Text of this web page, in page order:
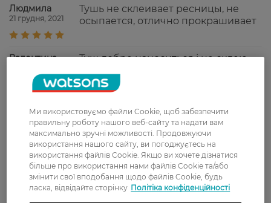
Людмила
21 грудня, 2021
Тушь не склеивает ресницы, не
осыпается, отлично прокрашивает
Валентина
Туш добре наноситься і не склеює
Анна
12 листопада, 2021
Тушь подходит для дневного
макияжа, не осыпается.
Алена
19 жовтня, 2021
Туш легко розподіляється по
волоскам, не збігається в грудки,
довго тримається, не осипається.
Сподобалась.
Ми використовуємо файли Cookie, щоб забезпечити
правильну роботу нашого веб-сайту та надати вам
максимально зручні можливості. Продовжуючи
використання нашого сайту, ви погоджуєтесь на
використання файлів Cookie. Якщо ви хочете дізнатися
більше про використання нами файлів Cookie та/або
змінити свої вподобання щодо файлів Cookie, будь
ласка, відвідайте сторінку Політіка конфіденційності